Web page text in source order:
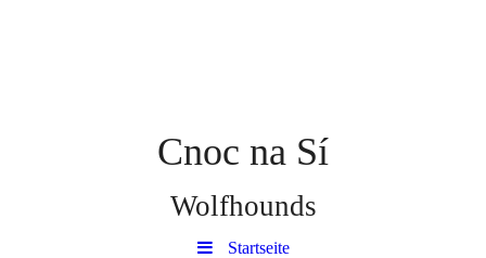
Cnoc na Sí
Wolfhounds
Startseite